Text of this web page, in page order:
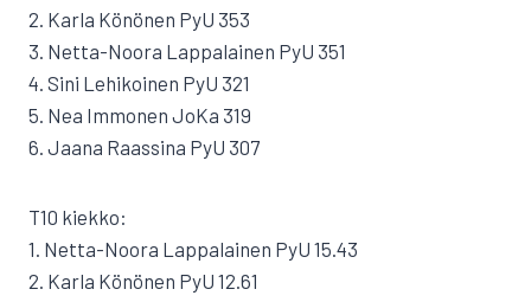
2. Karla Könönen PyU 353
3. Netta-Noora Lappalainen PyU 351
4. Sini Lehikoinen PyU 321
5. Nea Immonen JoKa 319
6. Jaana Raassina PyU 307
T10 kiekko:
1. Netta-Noora Lappalainen PyU 15.43
2. Karla Könönen PyU 12.61